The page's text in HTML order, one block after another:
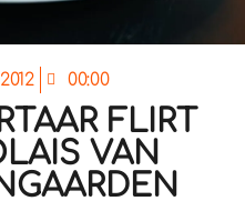
00:00
FLIRT
VAN